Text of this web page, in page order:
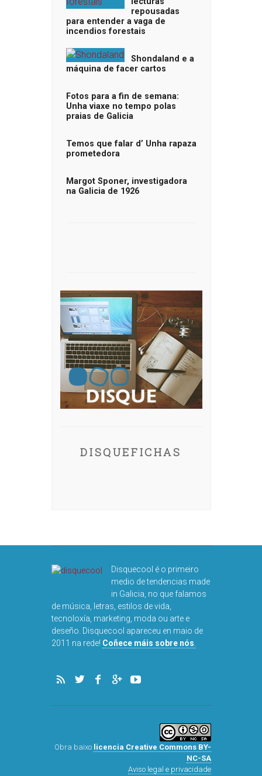
repousadas
para entender a vaga de
incendios forestais
Shondaland e a
máquina de facer cartos
Fotos para a fin de semana:
Unha viaxe no tempo polas
praias de Galicia
Temos que falar d’ Unha rapaza
prometedora
Margot Sponer, investigadora
na Galicia de 1926
DISQUEFICHAS
Disquecool é o primeiro
medio de tendencias made
in Galicia, no que falamos
de música, letras, estilos de vida,
tecnoloxía, marketing, moda ou arte e
deseño. Disquecool apareceu en maio de
2011 na rede! Coñece máis sobre nós.
Obra baixo licencia Creative Commons BY-
NC-SA
Aviso legal e privacidade